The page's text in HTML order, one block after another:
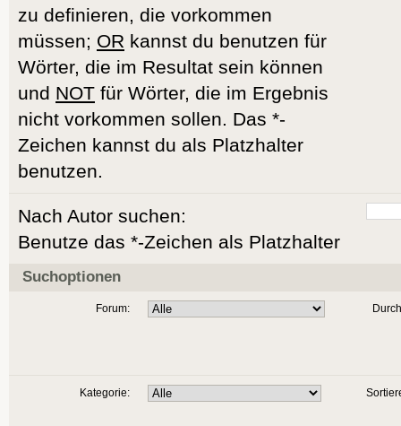
zu definieren, die vorkommen
müssen; OR kannst du benutzen für
Wörter, die im Resultat sein können
und NOT für Wörter, die im Ergebnis
nicht vorkommen sollen. Das *-
Zeichen kannst du als Platzhalter
benutzen.
Nach Autor suchen:
Benutze das *-Zeichen als Platzhalter
Suchoptionen
Forum:
Kategorie: